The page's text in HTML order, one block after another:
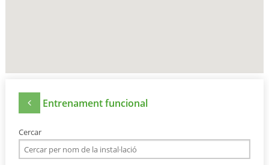
Entrenament funcional
Cercar